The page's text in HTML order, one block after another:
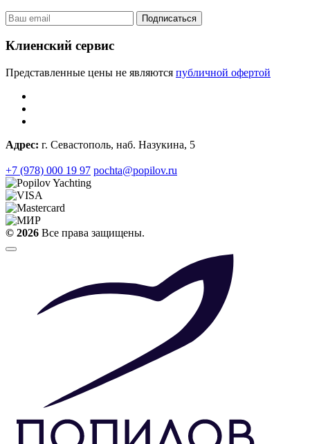
Подписаться
Клиенский сервис
Представленные цены не являются публичной офертой
Адрес: г. Севастополь, наб. Назукина, 5
+7 (978) 000 19 97 pochta@popilov.ru
© 2026 Все права защищены.